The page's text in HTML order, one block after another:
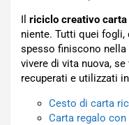
Il riciclo creativo carta
niente. Tutti quei
spesso finiscono nella
vivere di vita nuova,
recuperati e utilizzati
Cesto di carta
Carta regalo